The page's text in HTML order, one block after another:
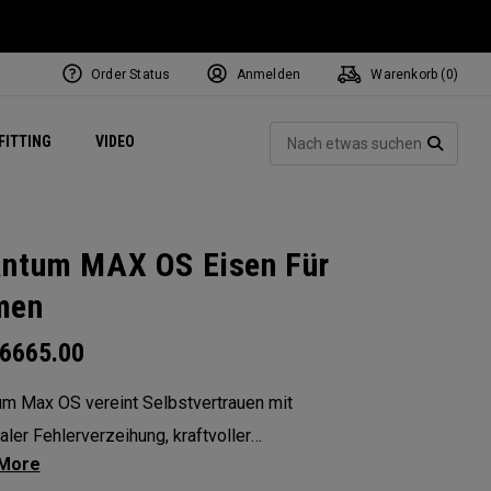
VIDEO Exclusive Mavrik Complete Sets
Exklusiv - Golfbälle
Women's Golf Balls
Exklusiv - Zubehör
Regional Performance Centers
Order Status Anmelden Warenkorb ( 0)
MAX OS Eisen Für
6665.00
Max OS vereint Selbstvertrauen mit
Fehlerverzeihung, kraftvoller
und konstanter Weite – alles in einer